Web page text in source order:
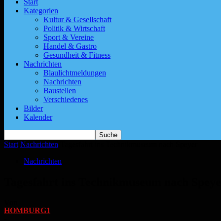
Start
Kategorien
Kultur & Gesellschaft
Politik & Wirtschaft
Sport & Vereine
Handel & Gastro
Gesundheit & Fitness
Nachrichten
Blaulichtmeldungen
Nachrichten
Baustellen
Verschiedenes
Bilder
Kalender
Start Nachrichten
Nachrichten
HOMBURG1